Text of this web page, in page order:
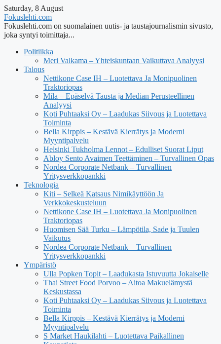
Saturday, 8 August
Fokuslehti.com
Fokuslehti.com on suomalainen uutis- ja taustajournalismin sivusto,
joka syntyi toimittaja...
Politiikka
Meri Valkama – Yhteiskuntaan Vaikuttava Analyysi
Talous
Nettikone Case IH – Luotettava Ja Monipuolinen
Traktoriopas
Mila – Epäselvä Tausta ja Median Perusteellinen
Analyysi
Koti Puhtaaksi Oy – Laadukas Siivous ja Luotettava
Toiminta
Bella Kirppis – Kestävä Kierrätys ja Moderni
Myyntipalvelu
Helsinki Tukholma Lennot – Edulliset Suorat Liput
Abloy Sento Avaimen Teettäminen – Turvallinen Opas
Nordea Corporate Netbank – Turvallinen
Yritysverkkopankki
Teknologia
Kiti – Selkeä Katsaus Nimikäyttöön Ja
Verkkokeskusteluun
Nettikone Case IH – Luotettava Ja Monipuolinen
Traktoriopas
Huomisen Sää Turku – Lämpötila, Sade ja Tuulen
Vaikutus
Nordea Corporate Netbank – Turvallinen
Yritysverkkopankki
Ympäristö
Ulla Popken Topit – Laadukasta Istuvuutta Jokaiselle
Thai Street Food Porvoo – Aitoa Makuelämystä
Keskustassa
Koti Puhtaaksi Oy – Laadukas Siivous ja Luotettava
Toiminta
Bella Kirppis – Kestävä Kierrätys ja Moderni
Myyntipalvelu
S Market Haukilahti – Luotettava Paikallinen